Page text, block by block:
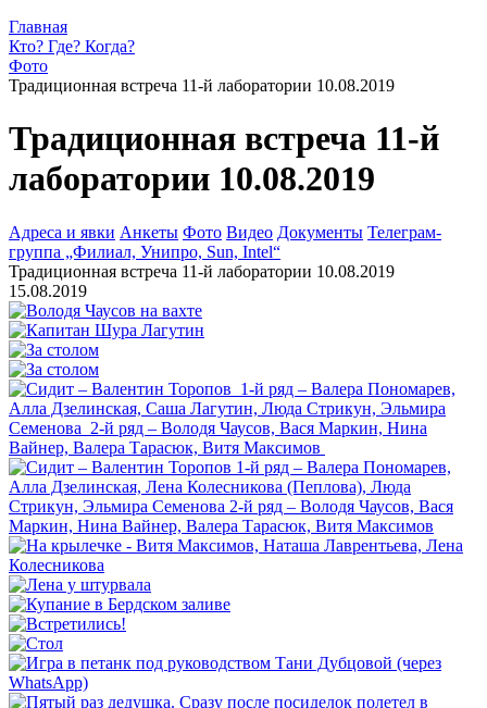
Главная
Кто? Где? Когда?
Фото
Традиционная встреча 11-й лаборатории 10.08.2019
Традиционная встреча 11-й
лаборатории 10.08.2019
Адреса и явки Анкеты Фото Видео Документы Телеграм-
группа „Филиал, Унипро, Sun, Intel“
Традиционная встреча 11-й лаборатории 10.08.2019
15.08.2019